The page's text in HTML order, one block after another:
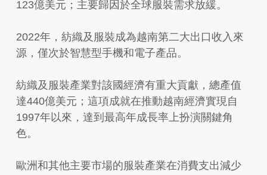
123億美元；主要歸因於全球服裝需求放緩。
2022年，紡織及服裝成為越南第二大出口收入來
源，僅次於智慧型手機和電子產品。
紡織及服裝產業對該國經濟有重大貢獻，總產值
達440億美元；這項成就在推動越南經濟實現自
1997年以來，達到最高年成長率上扮演關鍵角
色。
歐洲和其他主要市場的服裝產業在消費支出減少